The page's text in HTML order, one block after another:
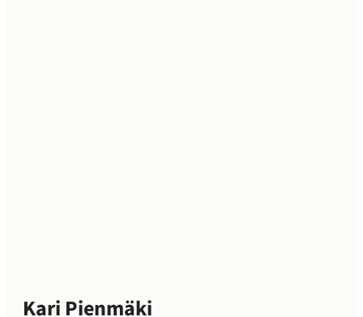
Kari Pienmäki